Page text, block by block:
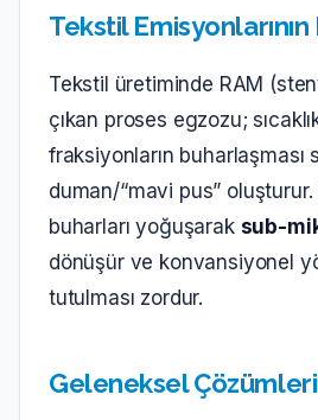
Tekstil Emisyonlarının
Tekstil üretiminde RAM
çıkan proses egzozu;
fraksiyonların buharlaşması
duman/“mavi pus”
buharları yoğuşarak sub-
dönüşür ve konvansiyonel
tutulması zordur.
Geleneksel